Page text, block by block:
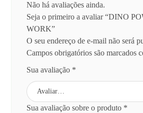
Não há avaliações ainda.
Seja o primeiro a avaliar “DINO
WORK”
O seu endereço de e-mail não será
Campos obrigatórios são marcados
Sua avaliação *
Sua avaliação sobre o produto *